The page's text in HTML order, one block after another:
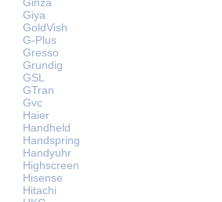
Giya
GoldVish
G-Plus
Gresso
Grundig
GSL
GTran
Gvc
Haier
Handheld
Handspring
Handyuhr
Highscreen
Hisense
Hitachi